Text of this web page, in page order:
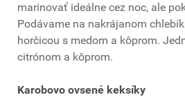
marinovať ideálne cez noc, ale
Podávame na nakrájanom
horčicou s medom a kôprom.
citrónom a kôprom.
Karobovo ovsené keksíky